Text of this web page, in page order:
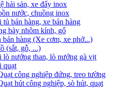
hải sản, xe đẩy inox
nước, chuồng inox
bán hàng, xe bán hàng
bày nhôm kính, gổ
bán hàng (Xe cơm, xe phở...)
(sắt, gỗ, ...)
lò nướng than, lò nướng gà vịt
quạt
công nghiệp đứng, treo tường
hút công nghiệp, sò hút, quạt